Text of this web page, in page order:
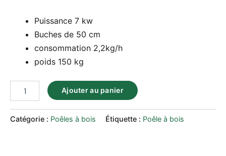
Puissance 7 kw
Buches de 50 cm
consommation 2,2kg/h
poids 150 kg
Ajouter au panier
Catégorie : Poêles à bois Étiquette : Poêle à bois